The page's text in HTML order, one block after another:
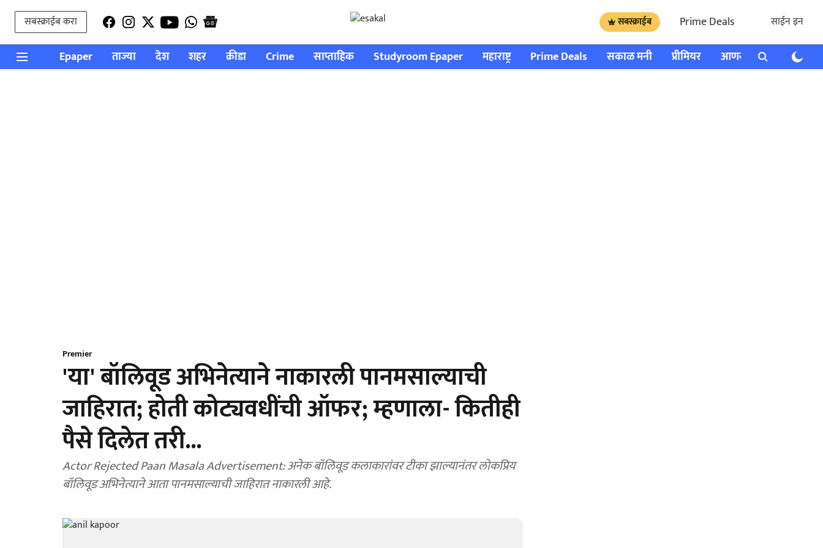
सबस्क्राईब करा सबस्क्राईब Prime Deals साईन इन
Epaper ताज्या देश शहर क्रीडा Crime साप्ताहिक Studyroom Epaper महाराष्ट्र Prime Deals सकाळ मनी प्रीमियर आणखी राशी भविष्य
Premier
'या' बॉलिवूड अभिनेत्याने नाकारली पानमसाल्याची
जाहिरात; होती कोट्यवधींची ऑफर; म्हणाला- कितीही
पैसे दिलेत तरी...
Actor Rejected Paan Masala Advertisement: अनेक बॉलिवूड कलाकारांवर टीका झाल्यानंतर लोकप्रिय
बॉलिवूड अभिनेत्याने आता पानमसाल्याची जाहिरात नाकारली आहे.